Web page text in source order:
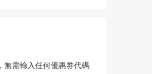
無需輸入任何優惠券代碼